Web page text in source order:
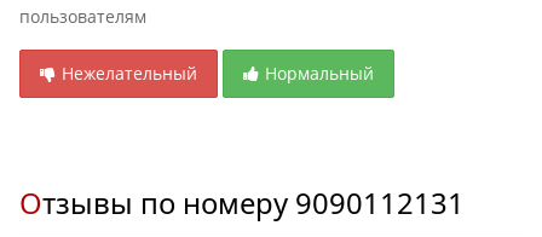
пользователям
Нежелательный Нормальный
Отзывы по номеру 9090112131